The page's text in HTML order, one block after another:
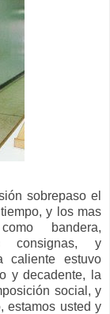
sobrepaso el
y los mas
bandera,
consignas, y
caliente estuvo
y decadente, la
social, y
estamos usted y